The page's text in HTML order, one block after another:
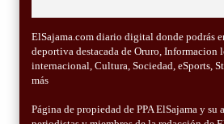
ElSajama.com diario digital donde podrás
deportiva destacada de Oruro, Informacion
internacional, Cultura, Sociedad, eSports,
más
Página de propiedad de PPA ElSajama y